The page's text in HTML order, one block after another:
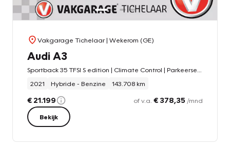
Vakgarage Tichelaar| Wekerom (GE)
Audi A3
2021
Hybride - Benzine 143.708 km
€ 21.199 of v.a. € 378,35 /mnd
Bekijk